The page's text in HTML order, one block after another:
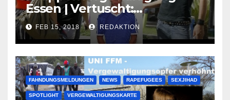
Essen | Vertuscht:
Lauenburger Gang ist ein
großer Muslimclan
FEB 15, 2018 REDAKTION
FAHNDUNGSMELDUNGEN NEWS RAPEFUGEES SEXJIHAD
SPOTLIGHT VERGEWALTIGUNGSKARTE